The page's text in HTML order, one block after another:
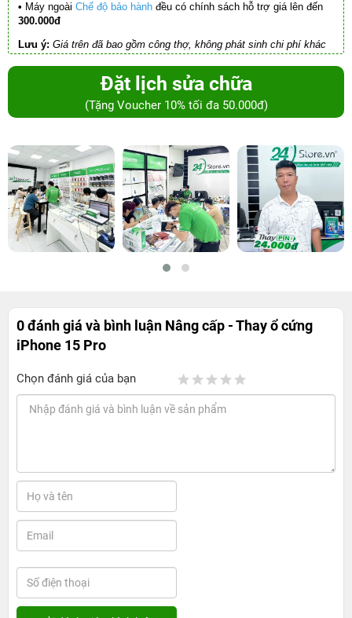
• Máy ngoài Chế độ bảo hành đều có chính sách hỗ trợ giá lên đến
300.000đ
Lưu ý: Giá trên đã bao gồm công thợ, không phát sinh chi phí khác
Đặt lịch sửa chữa
(Tặng Voucher 10% tối đa 50.000đ)
0 đánh giá và bình luận Nâng cấp - Thay ổ cứng
iPhone 15 Pro
Chọn đánh giá của bạn